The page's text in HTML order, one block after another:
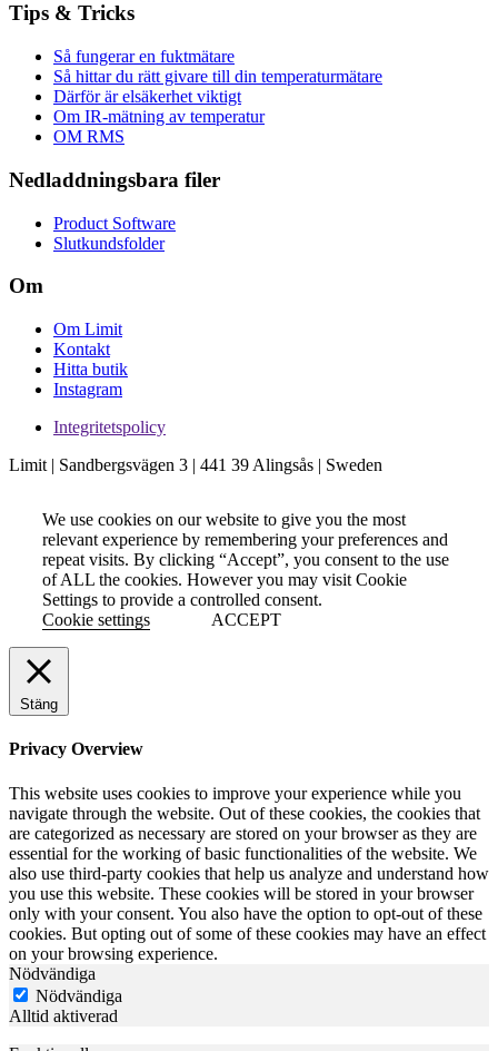
Tips & Tricks
Så fungerar en fuktmätare
Så hittar du rätt givare till din temperaturmätare
Därför är elsäkerhet viktigt
Om IR-mätning av temperatur
OM RMS
Nedladdningsbara filer
Product Software
Slutkundsfolder
Om
Om Limit
Kontakt
Hitta butik
Instagram
Integritetspolicy
Limit | Sandbergsvägen 3 | 441 39 Alingsås | Sweden
We use cookies on our website to give you the most
relevant experience by remembering your preferences and
repeat visits. By clicking “Accept”, you consent to the use
of ALL the cookies. However you may visit Cookie
Settings to provide a controlled consent.
Cookie settings
ACCEPT
Stäng
Privacy Overview
This website uses cookies to improve your experience while you
navigate through the website. Out of these cookies, the cookies that
are categorized as necessary are stored on your browser as they are
essential for the working of basic functionalities of the website. We
also use third-party cookies that help us analyze and understand how
you use this website. These cookies will be stored in your browser
only with your consent. You also have the option to opt-out of these
cookies. But opting out of some of these cookies may have an effect
on your browsing experience.
Nödvändiga
Nödvändiga
Alltid aktiverad